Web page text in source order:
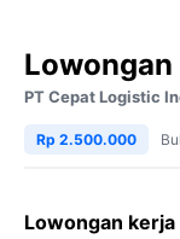
PT Cepat Logistic
Rp 2.500.000
Lowongan